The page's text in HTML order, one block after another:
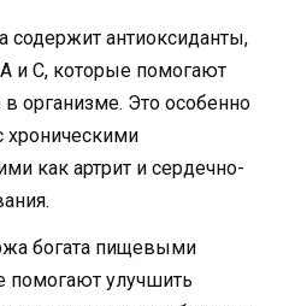
содержит антиоксиданты,
и C, которые помогают
организме. Это особенно
как артрит и сердечно-
богата пищевыми
помогают улучшить